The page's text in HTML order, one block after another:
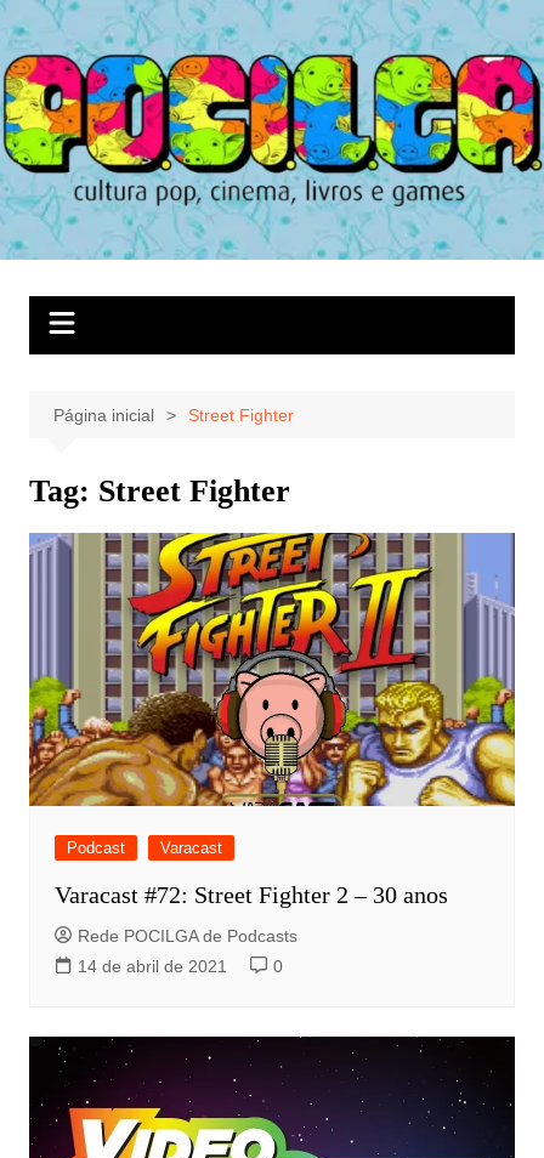
Ir
para
o
conteúdo
Página inicial Street Fighter
Tag: Street Fighter
Podcast Varacast
Varacast #72: Street Fighter 2 – 30 anos
Rede POCILGA de Podcasts
14 de abril de 2021
0